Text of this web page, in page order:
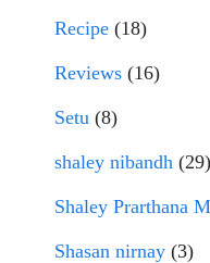
Recipe (18)
Reviews (16)
Setu (8)
shaley nibandh (29)
Shaley Prarthana
Shasan nirnay (3)